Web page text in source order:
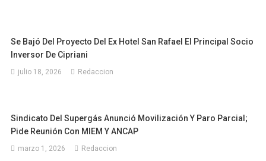
Se Bajó Del Proyecto Del Ex Hotel San Rafael El Principal Socio
Inversor De Cipriani
julio 18, 2026 Redaccion
Sindicato Del Supergás Anunció Movilización Y Paro Parcial;
Pide Reunión Con MIEM Y ANCAP
marzo 1, 2026 Redaccion